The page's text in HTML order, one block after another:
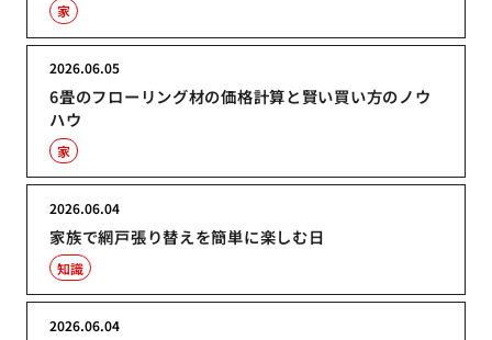
家
6畳のフローリング材の価格計算と賢い買い方のノウ
ハウ
2026.06.05
家
家族で網戸張り替えを簡単に楽しむ日
2026.06.04
知識
2026.06.04